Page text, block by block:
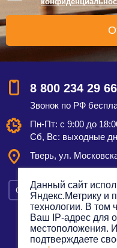
8 800 234 29 66
Звонок по РФ
Пн-Пт: с 9:00 до
Сб, Вс: выходные
Тверь, ул.
Смотреть на карте
Политика
Данный сайт
Яндекс.Метрику и
технологии. В том
Ваш IP-адрес для
местоположения.
подтверждаете